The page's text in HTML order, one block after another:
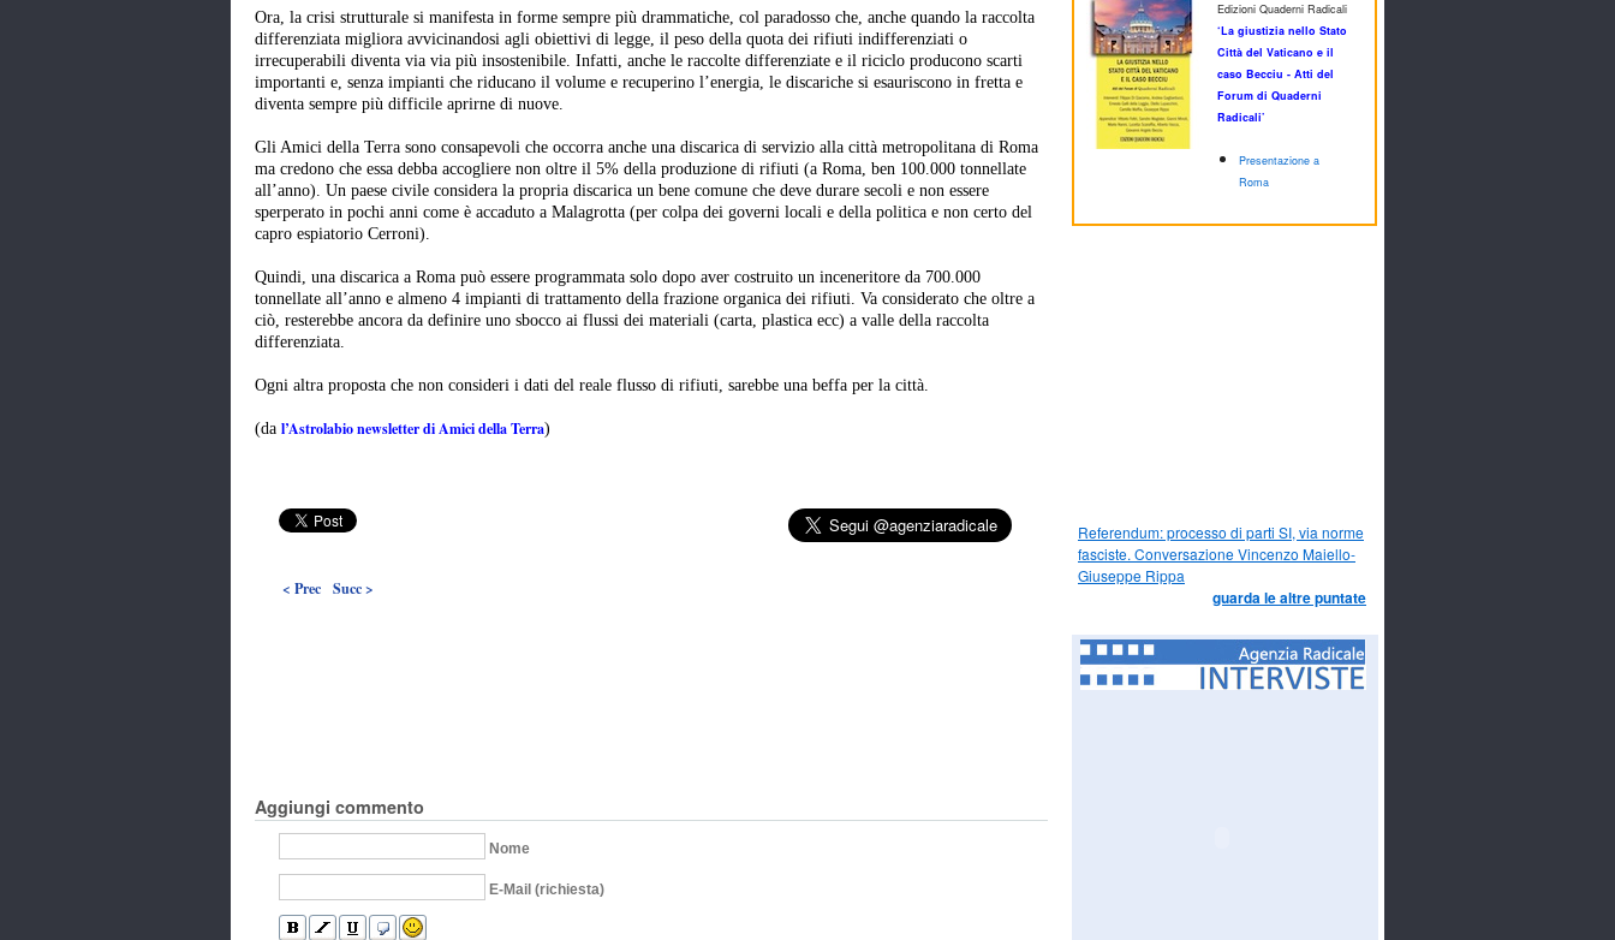
Ora, la crisi strutturale si manifesta in forme sempre più drammatiche, col paradosso che, anche quando la raccolta
differenziata migliora avvicinandosi agli obiettivi di legge, il peso della quota dei rifiuti indifferenziati o
irrecuperabili diventa via via più insostenibile. Infatti, anche le raccolte differenziate e il riciclo producono scarti
importanti e, senza impianti che riducano il volume e recuperino l’energia, le discariche si esauriscono in fretta e
diventa sempre più difficile aprirne di nuove.
Gli Amici della Terra sono consapevoli che occorra anche una discarica di servizio alla città metropolitana di Roma
ma credono che essa debba accogliere non oltre il 5% della produzione di rifiuti (a Roma, ben 100.000 tonnellate
all’anno). Un paese civile considera la propria discarica un bene comune che deve durare secoli e non essere
sperperato in pochi anni come è accaduto a Malagrotta (per colpa dei governi locali e della politica e non certo del
capro espiatorio Cerroni).
Quindi, una discarica a Roma può essere programmata solo dopo aver costruito un inceneritore da 700.000
tonnellate all’anno e almeno 4 impianti di trattamento della frazione organica dei rifiuti. Va considerato che oltre a
ciò, resterebbe ancora da definire uno sbocco ai flussi dei materiali (carta, plastica ecc) a valle della raccolta
differenziata.
Ogni altra proposta che non consideri i dati del reale flusso di rifiuti, sarebbe una beffa per la città.
(da l’Astrolabio newsletter di Amici della Terra)
< Prec Succ >
Aggiungi commento
Nome
E-Mail (richiesta)
Edizioni Quaderni Radicali
‘La giustizia nello Stato
Città del Vaticano e il
caso Becciu - Atti del
Forum di Quaderni
Radicali’
Presentazione a
Roma
Referendum: processo di parti SI, via norme
fasciste. Conversazione Vincenzo Maiello-
Giuseppe Rippa
guarda le altre puntate